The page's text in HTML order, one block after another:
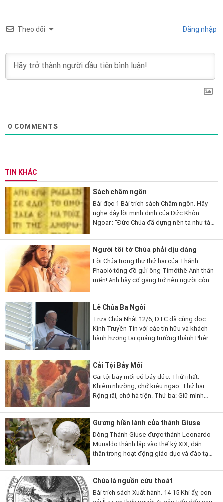
Theo dõi Đăng nhập
0 COMMENTS
TIN KHÁC
Sách châm ngôn
Bài đọc 1 Bài trích sách Châm ngôn. Hãy
nghe đây lời minh định của Đức Khôn
Ngoan: “Đức Chúa đã dựng nên ta như tác
trình của Người từ thời xa...
Người tôi tớ Chúa phải dịu dàng
Lời Chúa trong thư thứ hai của Thánh
Phaolô tông đồ gửi ông Timôthê Anh thân
mến! Anh hãy cố gắng trở nên người công
thuận hòa cùng những ai kêu...
Lễ Chúa Ba Ngôi
Trưa Chúa Nhật 12/6, ĐTC đã cùng đọc
Kinh Truyền Tin với các tín hữu và khách
hành hương tại quảng trường thánh Phêrô.
rất đông tín hữu đến từ rất...
Cải Tội Bảy Mối
Cải tội bảy mối có bảy đức: Thứ nhất:
Khiêm nhường, chớ kiêu ngạo. Thứ hai:
Rộng rãi, chớ hà tiện. Thứ ba: Giữ mình
nhịn, chớ hờn giận. Thứ năm:...
Gương hiền lành của thánh Giuse
Dòng Thánh Giuse được thánh Leonardo
Murialdo thành lập vào thế kỷ XIX, dấn
thân trong hoạt động giáo dục và đào tạo
nguy hiểm. Dòng đang hoạt động ở Châu...
Chúa là nguồn cứu thoát
Bài trích sách Xuất hành. 14 15 Khi ấy, con